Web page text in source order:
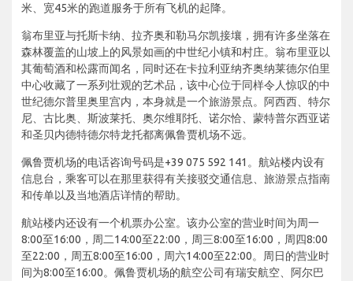
米、宽45米的跑道服务于所有飞机的起降。
翁布里亚与托斯卡纳、拉齐奥和勒马尔凯接壤，拥有许多坐落在
森林覆盖的山坡上的风景如画的中世纪小镇和村庄。翁布里亚以
其葡萄酒和松露而闻名，同时还在卡拉利亚纳齐奥纳莱德尔伯里
中心收藏了一系列壮观的艺术品，该中心位于同样令人惊叹的中
世纪德尔普里奥里宫内，本身就是一个旅游景点。阿西西、特尔
尼、古比奥、斯波莱托、奥尔维耶托、诺尔恰、蒙特普尔西亚诺
和圣贝内德特德尔特龙托都离佩鲁贾机场不远。
佩鲁贾机场的电话咨询号码是+39 075 592 141。航站楼内设有
信息台，乘客可以在那里获得有关接驳交通信息、旅游景点指南
和传单以及当地酒店详情的帮助。
航站楼内还设有一个机票办公室。该办公室的营业时间为周一
8:00至16:00，周二14:00至22:00，周三8:00至16:00，周四8:00
至22:00，周五8:00至16:00，周六14:00至22:00。周日的营业时
间为8:00至16:00。佩鲁贾机场的航空公司有瑞安航空、阿尔巴